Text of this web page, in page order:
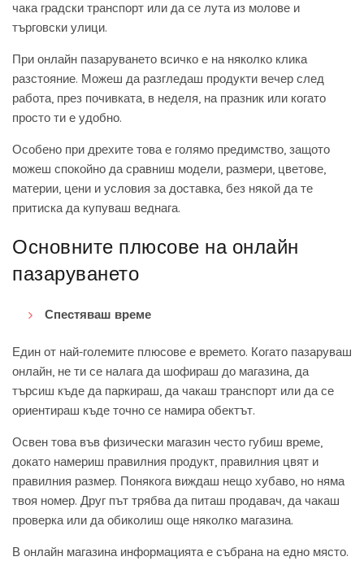
чака градски транспорт или да се лута из молове и
търговски улици.
При онлайн пазаруването всичко е на няколко клика
разстояние. Можеш да разгледаш продукти вечер след
работа, през почивката, в неделя, на празник или когато
просто ти е удобно.
Особено при дрехите това е голямо предимство, защото
можеш спокойно да сравниш модели, размери, цветове,
материи, цени и условия за доставка, без някой да те
притиска да купуваш веднага.
Основните плюсове на онлайн
пазаруването
Спестяваш време
Един от най-големите плюсове е времето. Когато пазаруваш
онлайн, не ти се налага да шофираш до магазина, да
търсиш къде да паркираш, да чакаш транспорт или да се
ориентираш къде точно се намира обектът.
Освен това във физически магазин често губиш време,
докато намериш правилния продукт, правилния цвят и
правилния размер. Понякога виждаш нещо хубаво, но няма
твоя номер. Друг път трябва да питаш продавач, да чакаш
проверка или да обиколиш още няколко магазина.
В онлайн магазина информацията е събрана на едно място.